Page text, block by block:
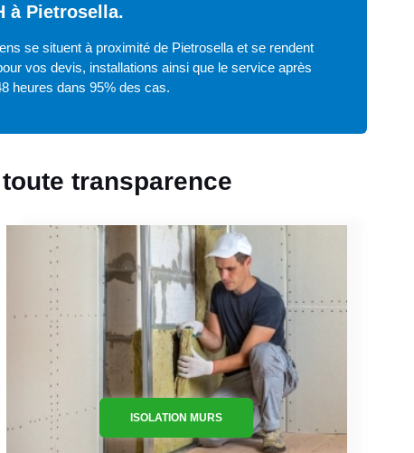
à Pietrosella.
se situent à proximité de Pietrosella et se rendent
vos devis, installations ainsi que le service après
heures dans 95% des cas.
transparence
ISOLATION MURS